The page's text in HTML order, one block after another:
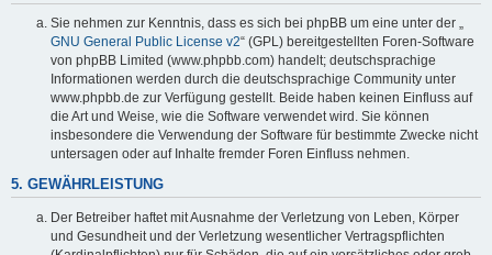
Sie nehmen zur Kenntnis, dass es sich bei phpBB um eine unter der „
GNU General Public License v2“ (GPL) bereitgestellten Foren-Software
von phpBB Limited (www.phpbb.com) handelt; deutschsprachige
Informationen werden durch die deutschsprachige Community unter
www.phpbb.de zur Verfügung gestellt. Beide haben keinen Einfluss auf
die Art und Weise, wie die Software verwendet wird. Sie können
insbesondere die Verwendung der Software für bestimmte Zwecke nicht
untersagen oder auf Inhalte fremder Foren Einfluss nehmen.
5. GEWÄHRLEISTUNG
Der Betreiber haftet mit Ausnahme der Verletzung von Leben, Körper
und Gesundheit und der Verletzung wesentlicher Vertragspflichten